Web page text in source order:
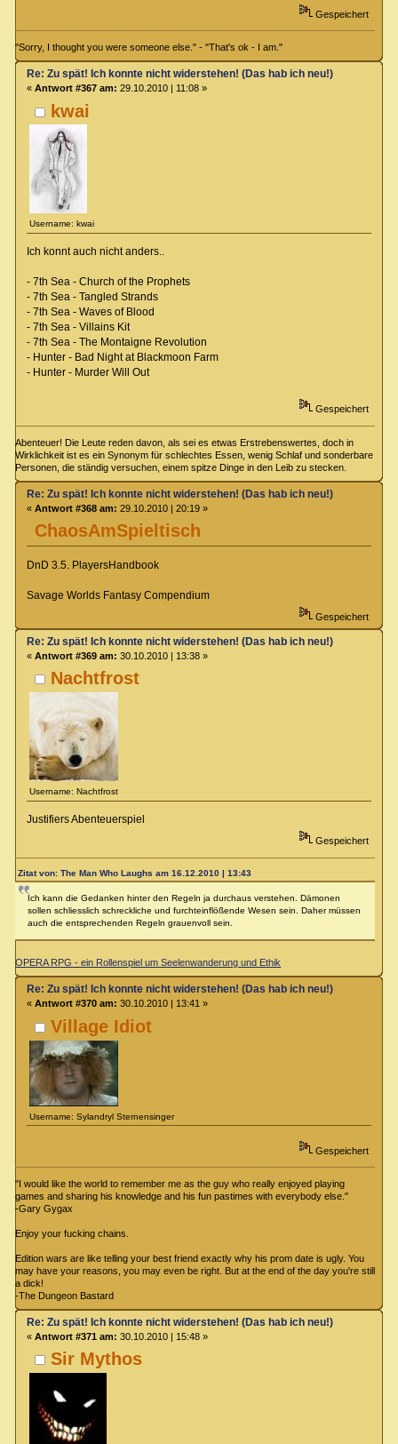
Gespeichert
"Sorry, I thought you were someone else." - "That's ok - I am."
kwai
Username: kwai
Re: Zu spät! Ich konnte nicht widerstehen! (Das hab ich neu!)
« Antwort #367 am: 29.10.2010 | 11:08 »
Ich konnt auch nicht anders..
- 7th Sea - Church of the Prophets
- 7th Sea - Tangled Strands
- 7th Sea - Waves of Blood
- 7th Sea - Villains Kit
- 7th Sea - The Montaigne Revolution
- Hunter - Bad Night at Blackmoon Farm
- Hunter - Murder Will Out
Gespeichert
Abenteuer! Die Leute reden davon, als sei es etwas Erstrebenswertes, doch in
Wirklichkeit ist es ein Synonym für schlechtes Essen, wenig Schlaf und sonderbare
Personen, die ständig versuchen, einem spitze Dinge in den Leib zu stecken.
ChaosAmSpieltisch
Re: Zu spät! Ich konnte nicht widerstehen! (Das hab ich neu!)
« Antwort #368 am: 29.10.2010 | 20:19 »
DnD 3.5. PlayersHandbook
Savage Worlds Fantasy Compendium
Gespeichert
Nachtfrost
Username: Nachtfrost
Re: Zu spät! Ich konnte nicht widerstehen! (Das hab ich neu!)
« Antwort #369 am: 30.10.2010 | 13:38 »
Justifiers Abenteuerspiel
Gespeichert
Zitat von: The Man Who Laughs am 16.12.2010 | 13:43
Ich kann die Gedanken hinter den Regeln ja durchaus verstehen. Dämonen
sollen schliesslich schreckliche und furchteinflößende Wesen sein. Daher müssen
auch die entsprechenden Regeln grauenvoll sein.
OPERA RPG - ein Rollenspiel um Seelenwanderung und Ethik
Village Idiot
Username: Sylandryl Sternensinger
Re: Zu spät! Ich konnte nicht widerstehen! (Das hab ich neu!)
« Antwort #370 am: 30.10.2010 | 13:41 »
Gespeichert
"I would like the world to remember me as the guy who really enjoyed playing
games and sharing his knowledge and his fun pastimes with everybody else."
-Gary Gygax
Enjoy your fucking chains.
Edition wars are like telling your best friend exactly why his prom date is ugly. You
may have your reasons, you may even be right. But at the end of the day you're still
a dick!
-The Dungeon Bastard
Sir Mythos
Re: Zu spät! Ich konnte nicht widerstehen! (Das hab ich neu!)
« Antwort #371 am: 30.10.2010 | 15:48 »